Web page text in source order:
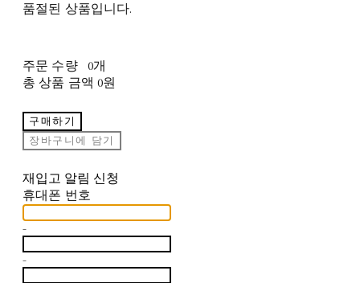
품절된 상품입니다.
주문 수량
0개
총 상품 금액 0원
구매하기
장바구니에 담기
재입고 알림 신청
휴대폰 번호
-
-